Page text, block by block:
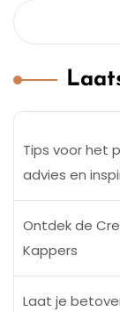
Tips voor het
advies en
Ontdek de
Kappers
Laat je